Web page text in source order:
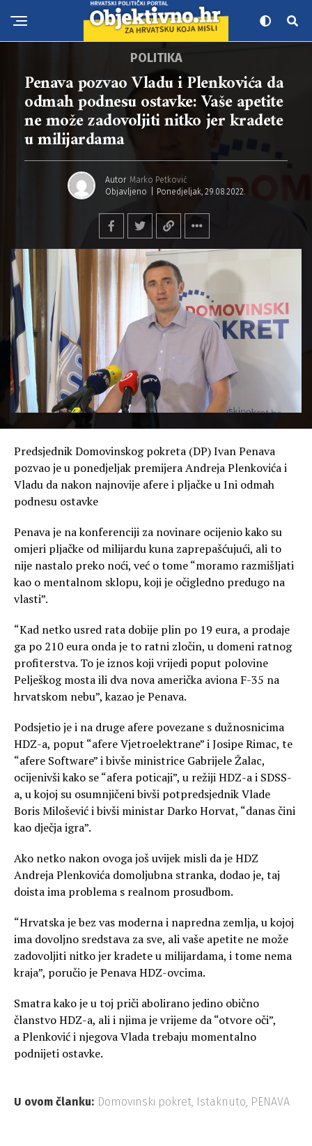
POLITIKA
Penava pozvao Vladu i Plenkovića da
odmah podnesu ostavke: Vaše apetite
ne može zadovoljiti nitko jer kradete
u milijardama
Autor Marko Petković
Objavljeno
Ponedjeljak, 29.08.2022.
Predsjednik Domovinskog pokreta (DP) Ivan Penava
pozvao je u ponedjeljak premijera Andreja Plenkovića i
Vladu da nakon najnovije afere i pljačke u Ini odmah
podnesu ostavke
Penava je na konferenciji za novinare ocijenio kako su
omjeri pljačke od milijardu kuna zaprepašćujući, ali to
nije nastalo preko noći, već o tome “moramo razmišljati
kao o mentalnom sklopu, koji je očigledno predugo na
vlasti”.
“Kad netko usred rata dobije plin po 19 eura, a prodaje
ga po 210 eura onda je to ratni zločin, u domeni ratnog
profiterstva. To je iznos koji vrijedi poput polovine
Pelješkog mosta ili dva nova američka aviona F-35 na
hrvatskom nebu”, kazao je Penava.
Podsjetio je i na druge afere povezane s dužnosnicima
HDZ-a, poput “afere Vjetroelektrane” i Josipe Rimac, te
“afere Software” i bivše ministrice Gabrijele Žalac,
ocijenivši kako se “afera poticaji”, u režiji HDZ-a i SDSS-
a, u kojoj su osumnjičeni bivši potpredsjednik Vlade
Boris Milošević i bivši ministar Darko Horvat, “danas čini
kao dječja igra”.
Ako netko nakon ovoga još uvijek misli da je HDZ
Andreja Plenkovića domoljubna stranka, dodao je, taj
doista ima problema s realnom prosudbom.
“Hrvatska je bez vas moderna i napredna zemlja, u kojoj
ima dovoljno sredstava za sve, ali vaše apetite ne može
zadovoljiti nitko jer kradete u milijardama, i tome nema
kraja”, poručio je Penava HDZ-ovcima.
Smatra kako je u toj priči abolirano jedino obično
članstvo HDZ-a, ali i njima je vrijeme da “otvore oči”,
a Plenković i njegova Vlada trebaju momentalno
podnijeti ostavke.
U ovom članku: Domovinski pokret Istaknuto PENAVA